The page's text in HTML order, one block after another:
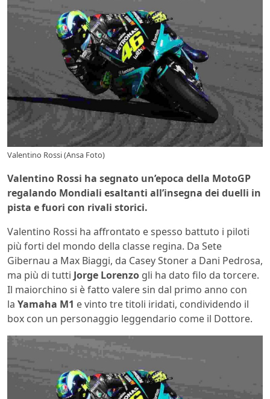
Valentino Rossi (Ansa Foto)
Valentino Rossi ha segnato un’epoca della MotoGP
regalando Mondiali esaltanti all’insegna dei duelli in
pista e fuori con rivali storici.
Valentino Rossi ha affrontato e spesso battuto i piloti
più forti del mondo della classe regina. Da Sete
Gibernau a Max Biaggi, da Casey Stoner a Dani Pedrosa,
ma più di tutti Jorge Lorenzo gli ha dato filo da torcere.
Il maiorchino si è fatto valere sin dal primo anno con
la Yamaha M1 e vinto tre titoli iridati, condividendo il
box con un personaggio leggendario come il Dottore.